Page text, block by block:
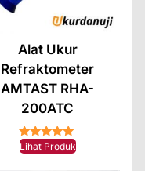
Alat Ukur
Refraktometer
AMTAST RHA-
200ATC
★★★★★
Lihat Produk